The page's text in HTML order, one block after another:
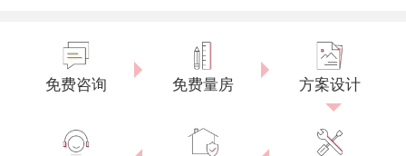
免费咨询 免费量房 方案设计